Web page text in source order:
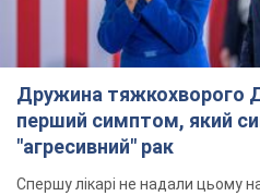
Дружина тяжкохворого
перший симптом, який
"агресивний" рак
Спершу лікарі не надали цьому